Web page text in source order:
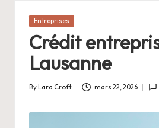
Posted
Entreprises
Crédit
Lausanne
Posted
By Lara Croft mars 22, 2026